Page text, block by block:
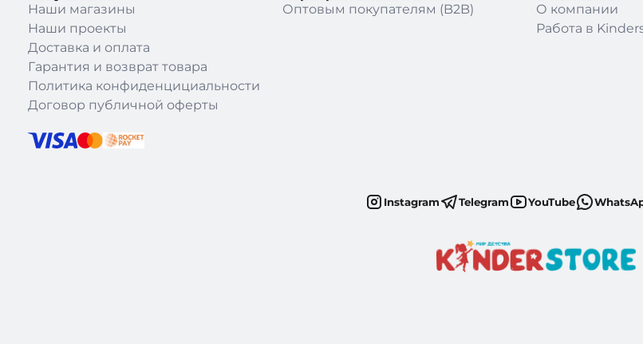
Наши магазины
Наши проекты
Доставка и оплата
Гарантия и возврат товара
Политика конфиденцициальности
Договор публичной оферты
Оптовым покупателям (B2B)
О компании
Работа в
Instagram Telegram YouTube